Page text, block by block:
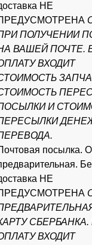
НЕ
ПОЛУЧЕНИИ
ВАШЕЙ ПОЧТЕ.
ВХОДИТ
И
посылка.
НЕ
СБЕРБАНКА.
ВХОДИТ